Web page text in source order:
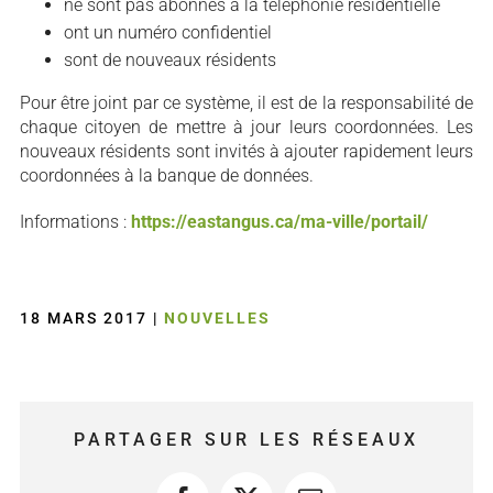
ne sont pas abonnés à la téléphonie résidentielle
ont un numéro confidentiel
sont de nouveaux résidents
Pour être joint par ce système, il est de la responsabilité de
chaque citoyen de mettre à jour leurs coordonnées. Les
nouveaux résidents sont invités à ajouter rapidement leurs
coordonnées à la banque de données.
Informations : https://eastangus.ca/ma-ville/portail/
18 MARS 2017 | NOUVELLES
PARTAGER SUR LES RÉSEAUX